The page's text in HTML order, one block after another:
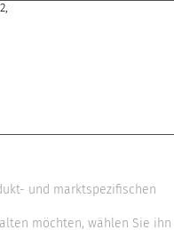
und marktspezifischen
möchten, wählen Sie ihn